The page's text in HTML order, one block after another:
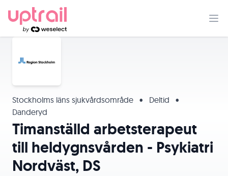
Stockholms läns sjukvårdsområde • Deltid
•
Danderyd
Timanställd arbetsterapeut
till heldygnsvården - Psykiatri
Nordväst, DS